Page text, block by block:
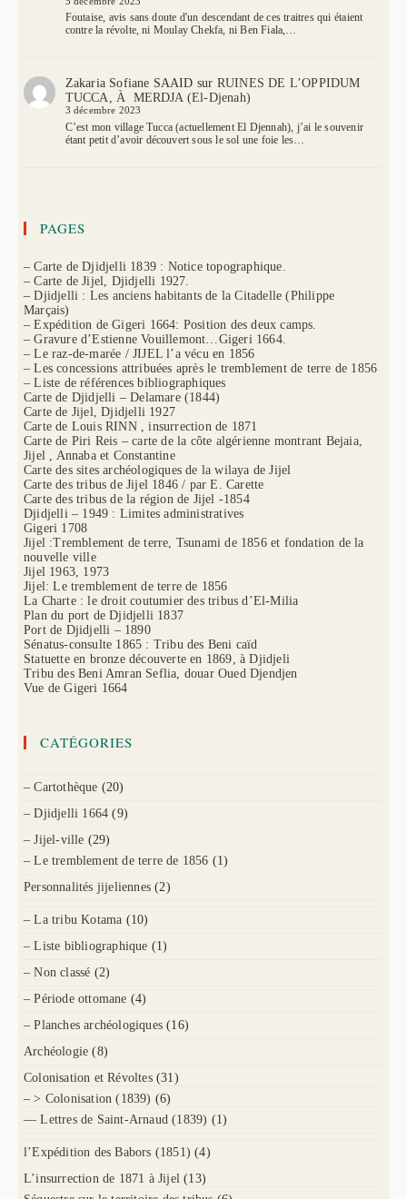
Foutaise, avis sans doute d'un descendant de ces traitres qui étaient
contre la révolte, ni Moulay Chekfa, ni Ben Fiala,…
Zakaria Sofiane SAAID sur RUINES DE L’OPPIDUM
TUCCA, À MERDJA (El-Djenah)
3 décembre 2023
C’est mon village Tucca (actuellement El Djennah), j’ai le souvenir
étant petit d’avoir découvert sous le sol une foie les…
PAGES
– Carte de Djidjelli 1839 : Notice topographique.
– Carte de Jijel, Djidjelli 1927.
– Djidjelli : Les anciens habitants de la Citadelle (Philippe
Marçais)
– Expédition de Gigeri 1664: Position des deux camps.
– Gravure d’Estienne Vouillemont…Gigeri 1664.
– Le raz-de-marée / JIJEL l’a vécu en 1856
– Les concessions attribuées après le tremblement de terre de 1856
– Liste de références bibliographiques
Carte de Djidjelli – Delamare (1844)
Carte de Jijel, Djidjelli 1927
Carte de Louis RINN , insurrection de 1871
Carte de Piri Reis – carte de la côte algérienne montrant Bejaia,
Jijel , Annaba et Constantine
Carte des sites archéologiques de la wilaya de Jijel
Carte des tribus de Jijel 1846 / par E. Carette
Carte des tribus de la région de Jijel -1854
Djidjelli – 1949 : Limites administratives
Gigeri 1708
Jijel :Tremblement de terre, Tsunami de 1856 et fondation de la
nouvelle ville
Jijel 1963, 1973
Jijel: Le tremblement de terre de 1856
La Charte : le droit coutumier des tribus d’El-Milia
Plan du port de Djidjelli 1837
Port de Djidjelli – 1890
Sénatus-consulte 1865 : Tribu des Beni caïd
Statuette en bronze découverte en 1869, à Djidjeli
Tribu des Beni Amran Seflia, douar Oued Djendjen
Vue de Gigeri 1664
CATÉGORIES
– Cartothèque (20)
– Djidjelli 1664 (9)
– Jijel-ville (29)
– Le tremblement de terre de 1856 (1)
Personnalités jijeliennes (2)
– La tribu Kotama (10)
– Liste bibliographique (1)
– Non classé (2)
– Période ottomane (4)
– Planches archéologiques (16)
Archéologie (8)
Colonisation et Révoltes (31)
– > Colonisation (1839) (6)
— Lettres de Saint-Arnaud (1839) (1)
l’Expédition des Babors (1851) (4)
L’insurrection de 1871 à Jijel (13)